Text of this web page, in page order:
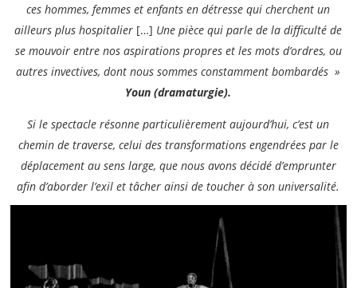
ces hommes, femmes et enfants en détresse qui cherchent un
ailleurs plus hospitalier […] Une pièce qui parle de la difficulté de
se mouvoir entre nos aspirations propres et les mots d’ordres, ou
autres invectives, dont nous sommes constamment bombardés »
Youn (dramaturgie).
Si le spectacle résonne particulièrement aujourd’hui, c’est un
chemin de traverse, celui des transformations engendrées par le
déplacement au sens large, que nous avons décidé d’emprunter
afin d’aborder l’exil et tâcher ainsi de toucher à son universalité.